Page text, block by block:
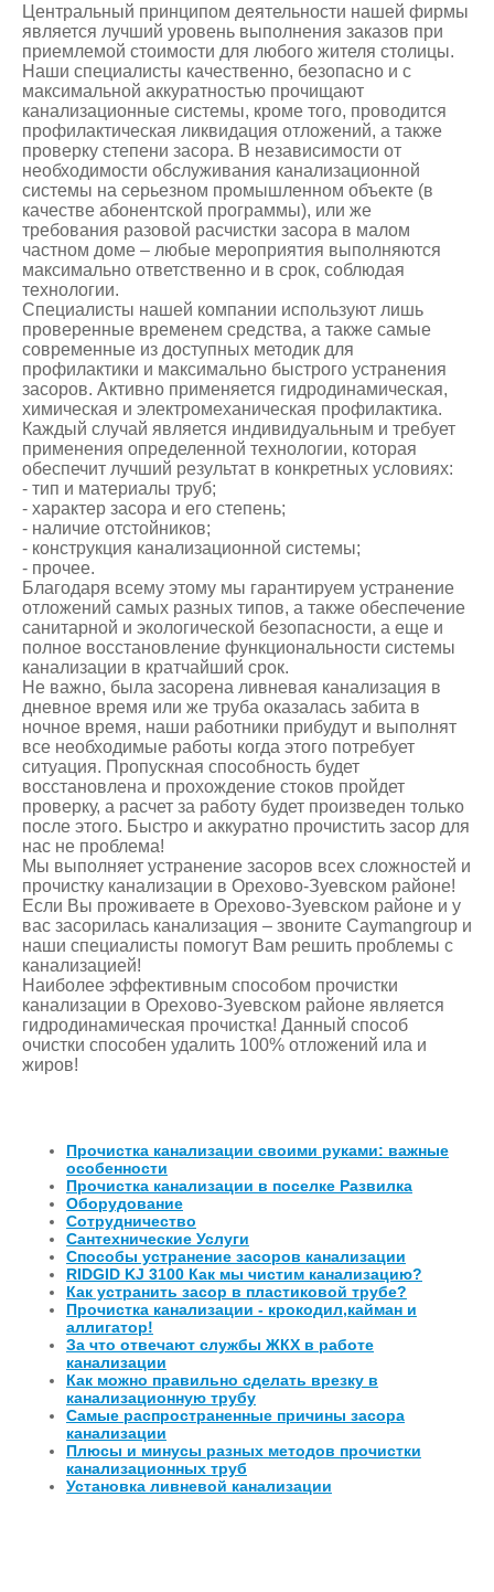
Центральный принципом деятельности нашей фирмы
является лучший уровень выполнения заказов при
приемлемой стоимости для любого жителя столицы.
Наши специалисты качественно, безопасно и с
максимальной аккуратностью прочищают
канализационные системы, кроме того, проводится
профилактическая ликвидация отложений, а также
проверку степени засора. В независимости от
необходимости обслуживания канализационной
системы на серьезном промышленном объекте (в
качестве абонентской программы), или же
требования разовой расчистки засора в малом
частном доме – любые мероприятия выполняются
максимально ответственно и в срок, соблюдая
технологии.
Специалисты нашей компании используют лишь
проверенные временем средства, а также самые
современные из доступных методик для
профилактики и максимально быстрого устранения
засоров. Активно применяется гидродинамическая,
химическая и электромеханическая профилактика.
Каждый случай является индивидуальным и требует
применения определенной технологии, которая
обеспечит лучший результат в конкретных условиях:
- тип и материалы труб;
- характер засора и его степень;
- наличие отстойников;
- конструкция канализационной системы;
- прочее.
Благодаря всему этому мы гарантируем устранение
отложений самых разных типов, а также обеспечение
санитарной и экологической безопасности, а еще и
полное восстановление функциональности системы
канализации в кратчайший срок.
Не важно, была засорена ливневая канализация в
дневное время или же труба оказалась забита в
ночное время, наши работники прибудут и выполнят
все необходимые работы когда этого потребует
ситуация. Пропускная способность будет
восстановлена и прохождение стоков пройдет
проверку, а расчет за работу будет произведен только
после этого. Быстро и аккуратно прочистить засор для
нас не проблема!
Мы выполняет устранение засоров всех сложностей и
прочистку канализации в Орехово-Зуевском районе!
Если Вы проживаете в Орехово-Зуевском районе и у
вас засорилась канализация – звоните Caymangroup и
наши специалисты помогут Вам решить проблемы с
канализацией!
Наиболее эффективным способом прочистки
канализации в Орехово-Зуевском районе является
гидродинамическая прочистка! Данный способ
очистки способен удалить 100% отложений ила и
жиров!
Прочистка канализации своими руками: важные
особенности
Прочистка канализации в поселке Развилка
Оборудование
Сотрудничество
Сантехнические Услуги
Способы устранение засоров канализации
RIDGID KJ 3100 Как мы чистим канализацию?
Как устранить засор в пластиковой трубе?
Прочистка канализации - крокодил,кайман и
аллигатор!
За что отвечают службы ЖКХ в работе
канализации
Как можно правильно сделать врезку в
канализационную трубу
Самые распространенные причины засора
канализации
Плюсы и минусы разных методов прочистки
канализационных труб
Установка ливневой канализации